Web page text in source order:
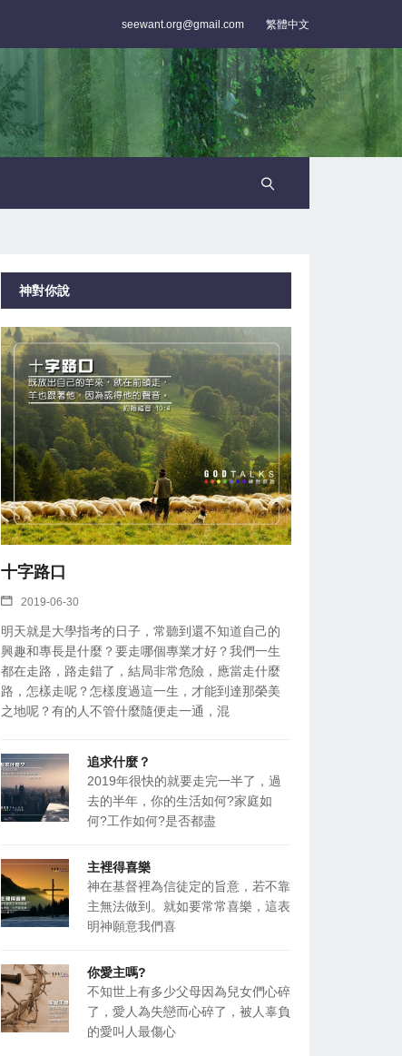
seewant.org@gmail.com 繁體中文
神對你說
十字路口
2019-06-30
明天就是大學指考的日子，常聽到還不知道自己的
興趣和專長是什麼？要走哪個專業才好？我們一生
都在走路，路走錯了，結局非常危險，應當走什麼
路，怎樣走呢？怎樣度過這一生，才能到達那榮美
之地呢？有的人不管什麼隨便走一通，混
追求什麼？
2019年很快的就要走完一半了，過
去的半年，你的生活如何?家庭如
何?工作如何?是否都盡
主裡得喜樂
神在基督裡為信徒定的旨意，若不靠
主無法做到。就如要常常喜樂，這表
明神願意我們喜
你愛主嗎?
不知世上有多少父母因為兒女們心碎
了，愛人為失戀而心碎了，被人辜負
的愛叫人最傷心